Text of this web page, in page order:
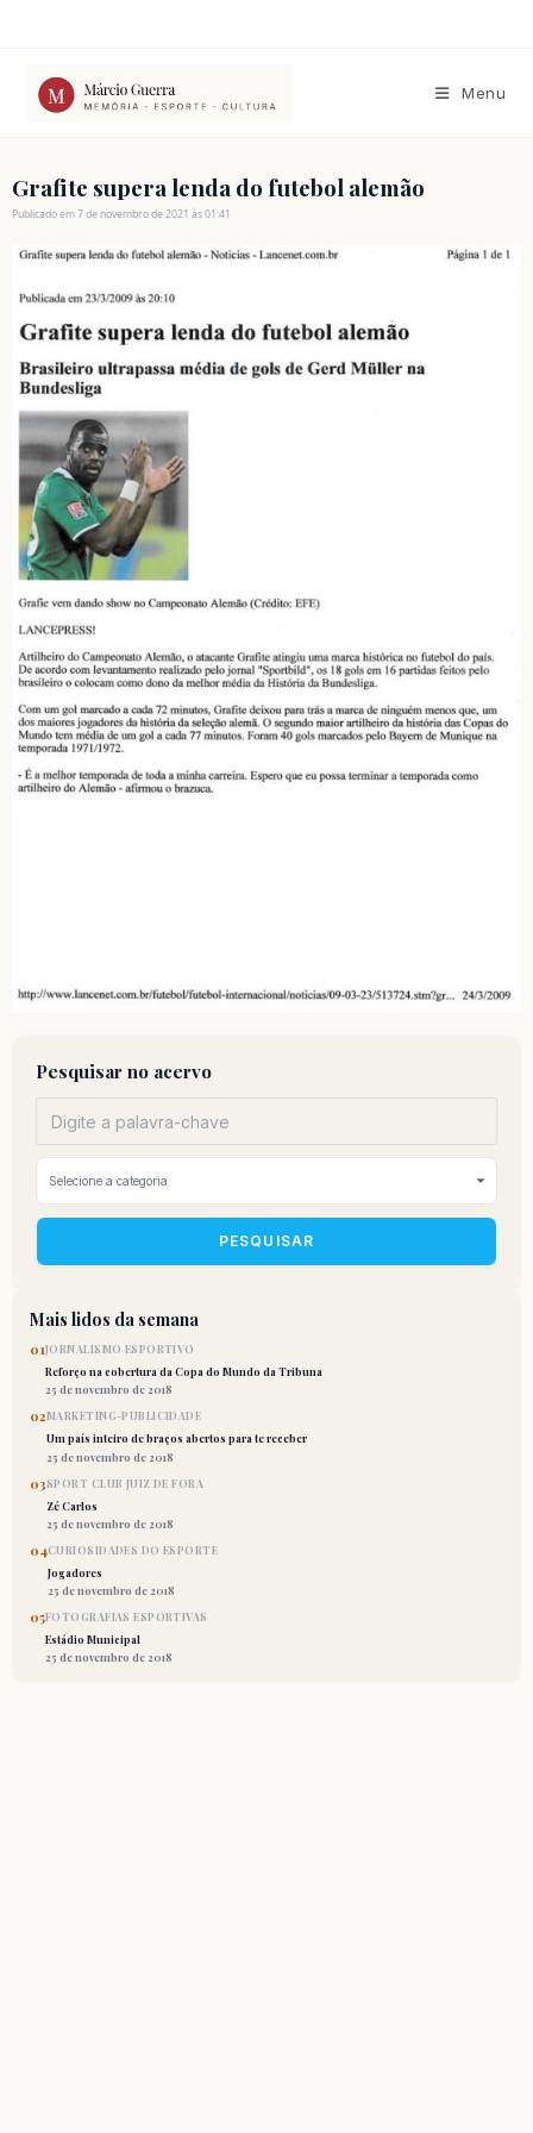
conteúdo
Menu
Grafite supera lenda do futebol alemão
Publicado em 7 de novembro de 2021 às 01:41
Pesquisar no acervo
PESQUISAR
Mais lidos da semana
01JORNALISMO ESPORTIVO
Reforço na cobertura da Copa do Mundo da Tribuna
25 de novembro de 2018
02 MARKETING-PUBLICIDADE
Um país inteiro de braços abertos para te receber
25 de novembro de 2018
03SPORT CLUB JUIZ DE FORA
Zé Carlos
25 de novembro de 2018
04CURIOSIDADES DO ESPORTE
Jogadores
25 de novembro de 2018
05FOTOGRAFIAS ESPORTIVAS
Estádio Municipal
25 de novembro de 2018